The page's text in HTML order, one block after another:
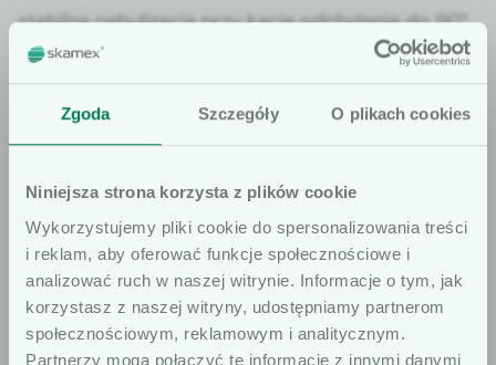
Zgoda Szczegóły O plikach cookies
Niniejsza strona korzysta z plików cookie
Wykorzystujemy pliki cookie do spersonalizowania treści
i reklam, aby oferować funkcje społecznościowe i
analizować ruch w naszej witrynie. Informacje o tym, jak
korzystasz z naszej witryny, udostępniamy partnerom
społecznościowym, reklamowym i analitycznym.
Partnerzy mogą połączyć te informacje z innymi danymi
sta­bil­na neb­u­liza­c­ja przy kącie odchyle­nia do 90°,
gwin­towana pokry­wka zapew­ni­a­ją­ca szczel­ność,
antyprzele­wowy zbior­niczek chronią­cy przed
stratą leku,
dostęp­ność wer­sji z ust­nikiem lub maska­mi,
Producent:
Szanowni użytkownicy